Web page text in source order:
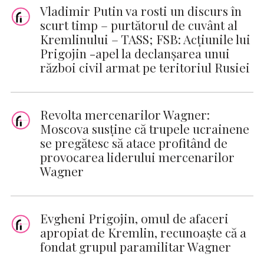
Vladimir Putin va rosti un discurs în
scurt timp – purtătorul de cuvânt al
Kremlinului – TASS; FSB: Acţiunile lui
Prigojin -apel la declanşarea unui
război civil armat pe teritoriul Rusiei
Revolta mercenarilor Wagner:
Moscova susţine că trupele ucrainene
se pregătesc să atace profitând de
provocarea liderului mercenarilor
Wagner
Evgheni Prigojin, omul de afaceri
apropiat de Kremlin, recunoaşte că a
fondat grupul paramilitar Wagner